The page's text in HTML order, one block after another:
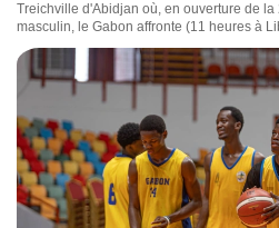
Treichville d'Abidjan où, en ouverture de
masculin, le Gabon affronte (11 heures à